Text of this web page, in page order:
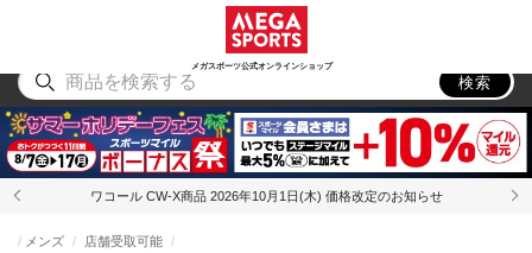
メガスポーツ公式オンラインショップ
アウトドア
検索
ワコール CW-X商品 2026年10月1日(木) 価格改定のお知らせ
メンズ 店舗受取可能